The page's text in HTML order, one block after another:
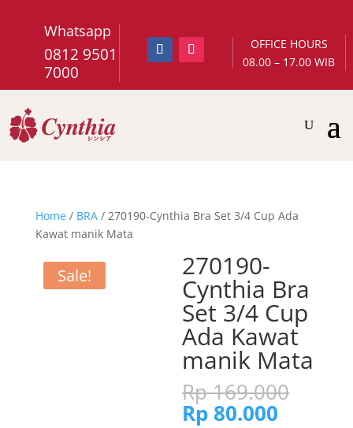
Whatsapp
0812 9501
7000
OFFICE HOURS
08.00 – 17.00 WIB
Home/ BRA/ 270190-Cynthia Bra Set 3/4 Cup Ada
Kawat manik Mata
Sale! 270190-
Cynthia Bra
Set 3/4 Cup
Ada Kawat
manik Mata
Rp169.000
Rp 80.000